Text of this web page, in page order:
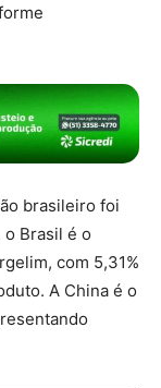
brasileiro foi
Brasil é o
com 5,31%
A China é o